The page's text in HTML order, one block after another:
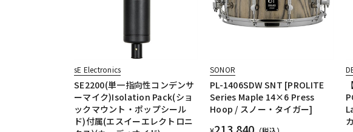
sE Electronics
SE2200(単一指向性コンデンサ
ーマイク)Isolation Pack(ショ
ックマウント・ポップシール
ド)付属(エスイーエレクトロニ
SONOR
PL-1406SDW SNT [PROLITE
Series Maple 14×6 Press
Hoop / スノー・タイガー]